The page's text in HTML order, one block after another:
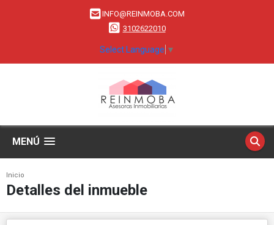
INFO@REINMOBA.COM
3102622010
Select Language ▼
MENÚ
Inicio
Detalles del inmueble